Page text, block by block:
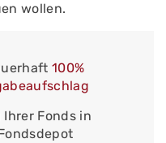
wollen.
100%
Fonds in